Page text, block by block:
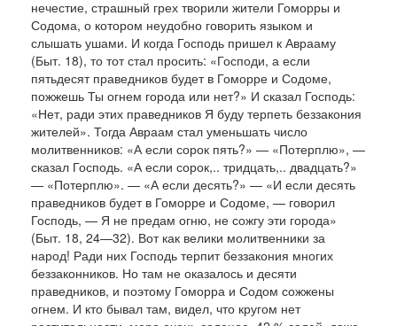
нечестие, страшный грех творили жители Гоморры и
Содома, о котором неудобно говорить языком и
слышать ушами. И когда Гос­подь пришел к Аврааму
(Быт. 18), то тот стал просить: «Господи, а если
пятьдесят праведников будет в Гоморре и Содоме,
пожжешь Ты огнем города или нет?» И сказал Господь:
«Нет, ради этих правед­ников Я буду терпеть беззакония
жителей». Тогда Авраам стал уменьшать число
молитвенников: «А если сорок пять?» — «Потерплю», —
сказал Господь. «А если сорок,.. тридцать,.. двадцать?»
— «Потерплю». — «А если десять?» — «И если десять
праведников будет в Гоморре и Содоме, — говорил
Господь, — Я не предам огню, не сожгу эти города»
(Быт. 18, 24—32). Вот как велики молитвен­ники за
народ! Ради них Господь терпит беззако­ния многих
беззаконников. Но там не оказалось и десяти
праведников, и поэтому Гоморра и Содом сож­жены
огнем. И кто бывал там, видел, что кругом нет